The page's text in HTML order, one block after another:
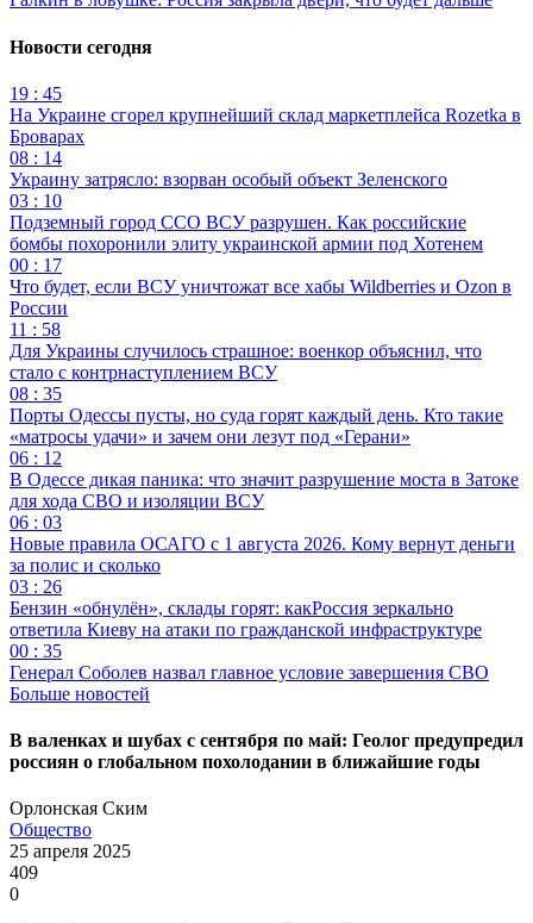
Новости сегодня
19 : 45
На Украине сгорел крупнейший склад маркетплейса Rozetka в
Броварах
08 : 14
Украину затрясло: взорван особый объект Зеленского
03 : 10
Подземный город ССО ВСУ разрушен. Как российские
бомбы похоронили элиту украинской армии под Хотенем
00 : 17
Что будет, если ВСУ уничтожат все хабы Wildberries и Ozon в
России
11 : 58
Для Украины случилось страшное: военкор объяснил, что
стало с контрнаступлением ВСУ
08 : 35
Порты Одессы пусты, но суда горят каждый день. Кто такие
«матросы удачи» и зачем они лезут под «Герани»
06 : 12
В Одессе дикая паника: что значит разрушение моста в Затоке
для хода СВО и изоляции ВСУ
06 : 03
Новые правила ОСАГО с 1 августа 2026. Кому вернут деньги
за полис и сколько
03 : 26
Бензин «обнулён», склады горят: какРоссия зеркально
ответила Киеву на атаки по гражданской инфраструктуре
00 : 35
Генерал Соболев назвал главное условие завершения СВО
Больше новостей
В валенках и шубах с сентября по май: Геолог предупредил
россиян о глобальном похолодании в ближайшие годы
Орлонская Ским
Общество
25 апреля 2025
409
0